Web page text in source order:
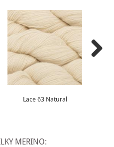
Lace 63 Natural
MERINO: